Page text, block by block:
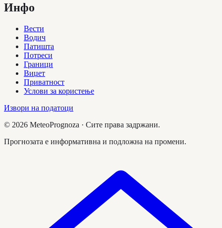
Инфо
Вести
Водич
Патишта
Потреси
Граници
Виџет
Приватност
Услови за користење
Извори на податоци
© 2026 MeteoPrognoza · Сите права задржани.
Прогнозата е информативна и подложна на промени.